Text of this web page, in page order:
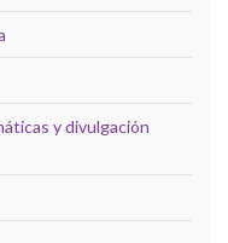
y divulgación